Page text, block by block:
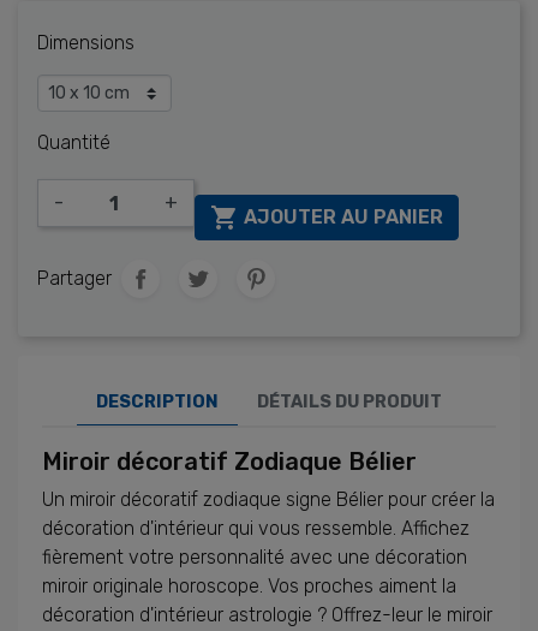
Dimensions
Quantité
- +
 AJOUTER AU PANIER
Partager
DESCRIPTION DÉTAILS DU PRODUIT
Miroir décoratif Zodiaque Bélier
Un miroir décoratif zodiaque signe Bélier pour créer la
décoration d'intérieur qui vous ressemble. Affichez
fièrement votre personnalité avec une décoration
miroir originale horoscope. Vos proches aiment la
décoration d'intérieur astrologie ? Offrez-leur le miroir